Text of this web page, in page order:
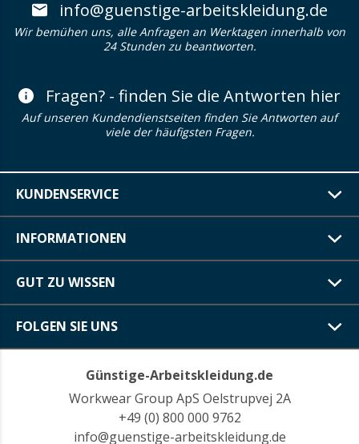
info@guenstige-arbeitskleidung.de
Wir bemühen uns, alle Anfragen an Werktagen innerhalb von
24 Stunden zu beantworten.
Fragen? - finden Sie die Antworten hier
Auf unseren Kundendienstseiten finden Sie Antworten auf
viele der häufigsten Fragen.
KUNDENSERVICE
INFORMATIONEN
GUT ZU WISSEN
FOLGEN SIE UNS
Günstige-Arbeitskleidung.de
Workwear Group ApS Oelstrupvej 2A
+49 (0) 800 000 9762
info@guenstige-arbeitskleidung.de